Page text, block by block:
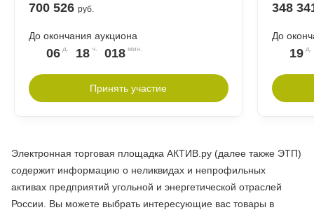
700 526 руб.
До окончания аукциона
06 18 018
Принять участие
348
До
19
Электронная торговая площадка АКТИВ.ру (далее также ЭТП)
содержит информацию о неликвидах и непрофильных
активах предприятий угольной и энергетической отраслей
России. Вы можете выбрать интересующие вас товары в